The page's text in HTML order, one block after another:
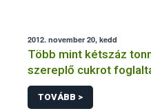
2012. november 20, kedd
Több mint kétszáz
szereplő cukrot
élelmiszerbiztonsági
TOVÁBB >